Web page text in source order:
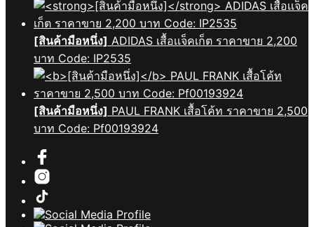
[สินค้ามือหนึ่ง] ADIDAS เสื้อเเจ็คเก็ต ราคาขาย 2,200
บาท Code: IP2535
[สินค้ามือหนึ่ง] PAUL FRANK เสื้อโค้ท ราคาขาย 2,500
บาท Code: Pf00193924